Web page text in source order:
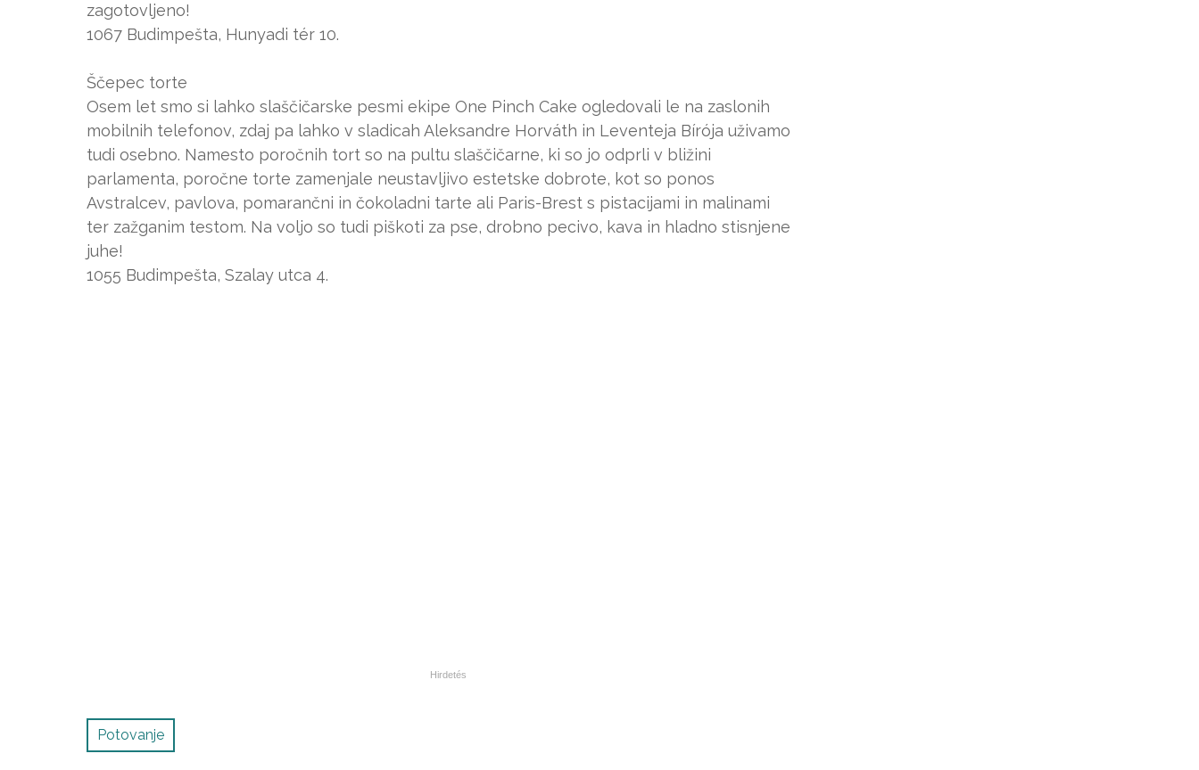
zagotovljeno!
1067 Budimpešta, Hunyadi tér 10.
Ščepec torte
Osem let smo si lahko slaščičarske pesmi ekipe One Pinch Cake ogledovali le na zaslonih
mobilnih telefonov, zdaj pa lahko v sladicah Aleksandre Horváth in Leventeja Bírója uživamo
tudi osebno. Namesto poročnih tort so na pultu slaščičarne, ki so jo odprli v bližini
parlamenta, poročne torte zamenjale neustavljivo estetske dobrote, kot so ponos
Avstralcev, pavlova, pomarančni in čokoladni tarte ali Paris-Brest s pistacijami in malinami
ter zažganim testom. Na voljo so tudi piškoti za pse, drobno pecivo, kava in hladno stisnjene
juhe!
1055 Budimpešta, Szalay utca 4.
Potovanje